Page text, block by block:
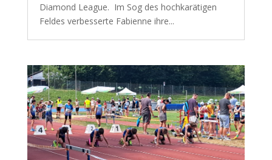
Diamond League. Im Sog des hochkarätigen
Feldes verbesserte Fabienne ihre...